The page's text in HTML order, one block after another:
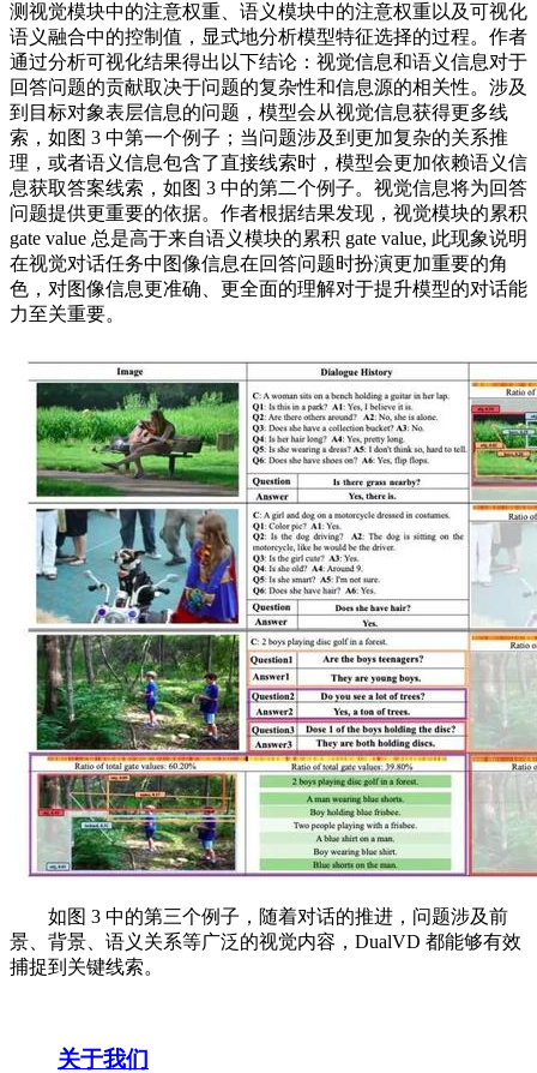
测视觉模块中的注意权重、语义模块中的注意权重以及可视化
语义融合中的控制值，显式地分析模型特征选择的过程。作者
通过分析可视化结果得出以下结论：视觉信息和语义信息对于
回答问题的贡献取决于问题的复杂性和信息源的相关性。涉及
到目标对象表层信息的问题，模型会从视觉信息获得更多线
索，如图 3 中第一个例子；当问题涉及到更加复杂的关系推
理，或者语义信息包含了直接线索时，模型会更加依赖语义信
息获取答案线索，如图 3 中的第二个例子。视觉信息将为回答
问题提供更重要的依据。作者根据结果发现，视觉模块的累积
gate value 总是高于来自语义模块的累积 gate value, 此现象说明
在视觉对话任务中图像信息在回答问题时扮演更加重要的角
色，对图像信息更准确、更全面的理解对于提升模型的对话能
力至关重要。
如图 3 中的第三个例子，随着对话的推进，问题涉及前
景、背景、语义关系等广泛的视觉内容，DualVD 都能够有效
捕捉到关键线索。
关于我们